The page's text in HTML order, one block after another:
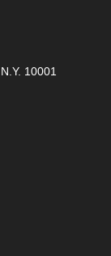
10001